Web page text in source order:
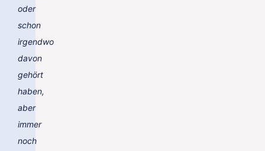
oder
schon
irgendwo
davon
gehört
haben,
aber
immer
noch